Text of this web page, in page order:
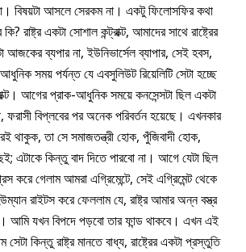
না। বিষয়টা আসলে সেরকম না। একটু ফিলোসফির কথা
রাষ্ট্র একটা সোশাল কন্ট্রাক্ট, আমাদের সাথে রাষ্ট্রের
ব্যপার না, ইউনিভার্সেল ব্যাপার, সেই হবস,
সময় পর্যন্ত যে এবসুলিউট রিয়েলিটি সেটা হচ্ছে
আগের প্রাক-আধুনিক সময়ে কনসেন্সটা ছিল একটা
ফরাসী বিপ্লবের পর অনেক পরিবর্তন হয়েছে। এখনকার
থাকুক, তা সে সমাজতন্ত্রী হোক, পুঁজিবাদী হোক,
এটাকে কিন্তু বাদ দিতে পারবো না। আগে যেটা ছিল
করে গেলাম আমরা এগ্রিমেন্টে, সেই এগ্রিমেন্ট থেকে
রাইটস করে ফেললাম যে, রাষ্ট্র আমার অন্ন বস্ত্র
আমি যখন বিপদে পড়বো তার ফান্ড থাকবে। এখন এই
সেটা কিন্তু রাষ্ট্র মানতে বাধ্য, রাষ্ট্রের একটা প্রস্তুতি